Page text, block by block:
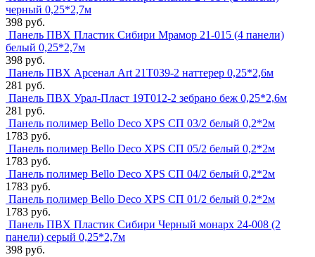
черный 0,25*2,7м
398 руб.
Панель ПВХ Пластик Сибири Мрамор 21-015 (4 панели)
белый 0,25*2,7м
398 руб.
Панель ПВХ Арсенал Art 21Т039-2 наттерер 0,25*2,6м
281 руб.
Панель ПВХ Урал-Пласт 19T012-2 зебрано беж 0,25*2,6м
281 руб.
Панель полимер Bello Deco XPS СП 03/2 белый 0,2*2м
1783 руб.
Панель полимер Bello Deco XPS СП 05/2 белый 0,2*2м
1783 руб.
Панель полимер Bello Deco XPS СП 04/2 белый 0,2*2м
1783 руб.
Панель полимер Bello Deco XPS СП 01/2 белый 0,2*2м
1783 руб.
Панель ПВХ Пластик Сибири Черный монарх 24-008 (2
панели) серый 0,25*2,7м
398 руб.